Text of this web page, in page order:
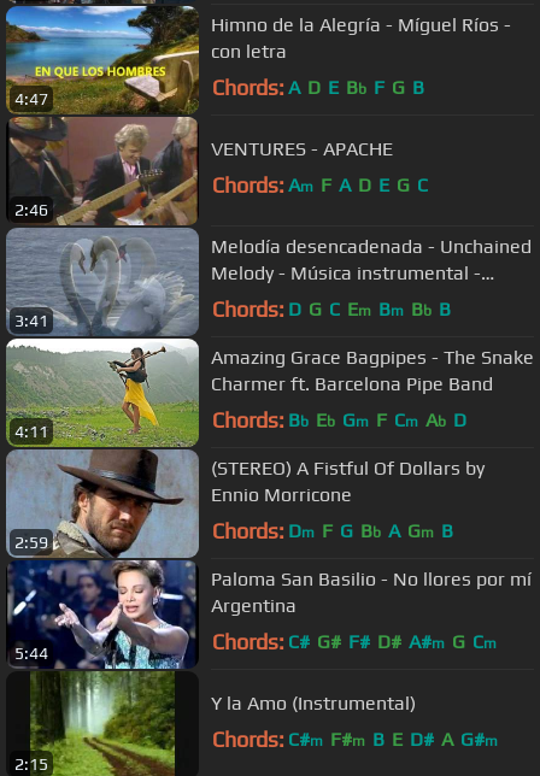
4:47
Himno de la Alegría - Míguel Ríos -
con letra
Chords: A D E Bb F G B
2:46
VENTURES - APACHE
Chords: Am F A D E G C
3:41
Melodía desencadenada - Unchained
Melody - Música instrumental -
Flauta de pan
Chords: D G C Em Bm Bb B
4:11
Amazing Grace Bagpipes - The Snake
Charmer ft. Barcelona Pipe Band
Chords: Bb Eb Gm F Cm Ab D
2:59
(STEREO) A Fistful Of Dollars by
Ennio Morricone
Chords: Dm F G Bb A Gm B
5:44
Paloma San Basilio - No llores por mí
Argentina
Chords: C# G# F# D# A#m G Cm
2:15
Y la Amo (Instrumental)
Chords: C#m F#m B E D# A G#m